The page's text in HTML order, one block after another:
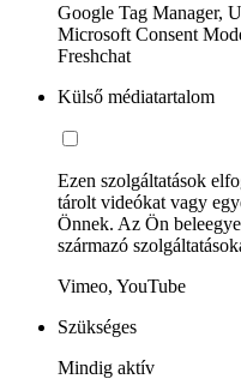
Google Tag Manager,
Microsoft Consent
Freshchat
Külső médiatartalom
Ezen szolgáltatások
tárolt videókat vagy
Önnek. Az Ön
származó
Vimeo, YouTube
Szükséges
Mindig aktív